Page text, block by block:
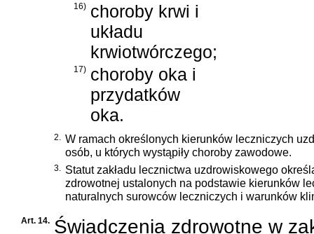
16) choroby krwi i
układu
krwiotwórczego;
17) choroby oka i
przydatków
oka.
2.
W ramach określonych kierunków leczniczych
osób, u których wystąpiły choroby zawodowe.
3.
Statut zakładu lecznictwa uzdrowiskowego
zdrowotnej ustalonych na podstawie kierunków
naturalnych surowców leczniczych i warunków
Art. 14. Świadczenia zdrowotne w